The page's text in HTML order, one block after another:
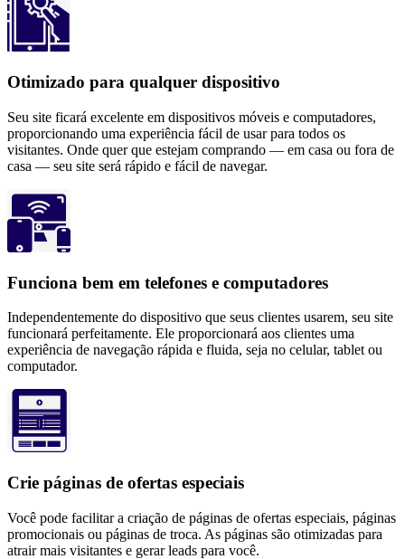
Otimizado para qualquer dispositivo
Seu site ficará excelente em dispositivos móveis e computadores,
proporcionando uma experiência fácil de usar para todos os
visitantes. Onde quer que estejam comprando — em casa ou fora de
casa — seu site será rápido e fácil de navegar.
Funciona bem em telefones e computadores
Independentemente do dispositivo que seus clientes usarem, seu site
funcionará perfeitamente. Ele proporcionará aos clientes uma
experiência de navegação rápida e fluida, seja no celular, tablet ou
computador.
Crie páginas de ofertas especiais
Você pode facilitar a criação de páginas de ofertas especiais, páginas
promocionais ou páginas de troca. As páginas são otimizadas para
atrair mais visitantes e gerar leads para você.